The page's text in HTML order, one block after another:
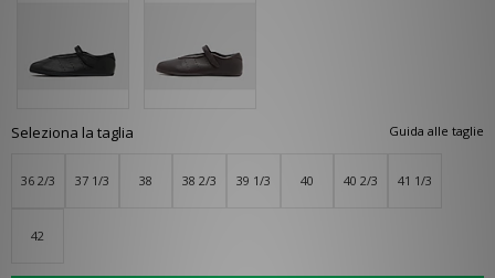
Guida alle taglie
Seleziona la taglia
36 2/3 37 1/3 38 38 2/3 39 1/3 40 40 2/3 41 1/3
42